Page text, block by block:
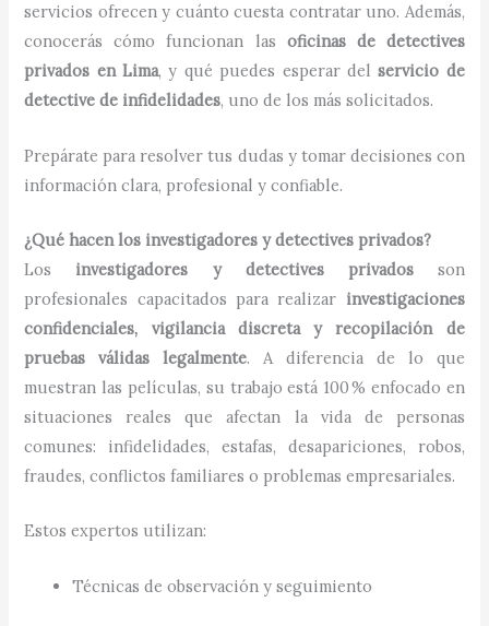
servicios ofrecen y cuánto cuesta contratar uno. Además,
conocerás cómo funcionan las oficinas de detectives
privados en Lima, y qué puedes esperar delservicio de
detective de infidelidades, uno de los más solicitados.
Prepárate para resolver tus dudas y tomar decisiones con
información clara, profesional y confiable.
¿Qué hacen los investigadores y detectives privados?
Los investigadores y detectives privadosson
profesionales capacitados para realizar investigaciones
confidenciales, vigilancia discreta y recopilación de
pruebas válidas legalmente. A diferencia de lo que
muestran las películas, su trabajo está 100 % enfocado en
situaciones reales que afectan la vida de personas
comunes: infidelidades, estafas, desapariciones, robos,
fraudes, conflictos familiares o problemas empresariales.
Estos expertos utilizan:
Técnicas de observación y seguimiento